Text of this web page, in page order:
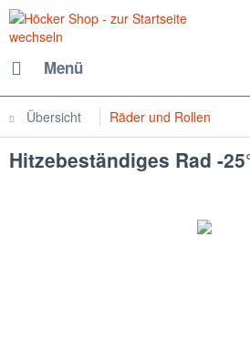
Menü
Übersicht Räder und Rollen
Hitzebeständiges Rad -